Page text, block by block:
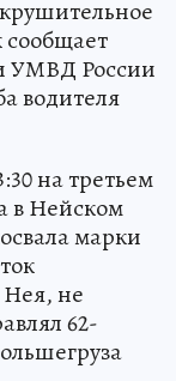
сообщает
УМВД России
водителя
на третьем
в Нейском
марки
Нея, не
62-